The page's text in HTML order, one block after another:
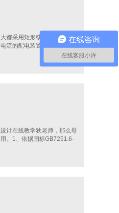
都采用矩形或圆形截面的裸
流的配电装置，尤其适应了
计在线教学狄老师，那么母
。1、依据国标GB7251.6-
在线咨询
在线客服小许